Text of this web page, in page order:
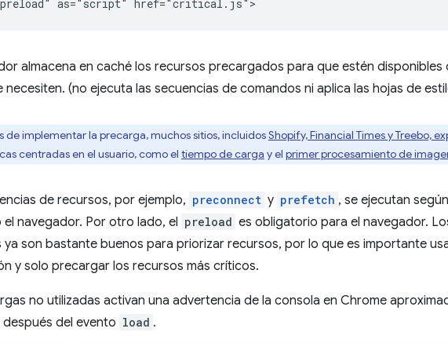
almacena en caché los recursos precargados para que estén disponibles
necesiten. (no ejecuta las secuencias de comandos ni aplica las hojas de
de implementar la precarga, muchos sitios, incluidosShopify, Financial Times y Treebo,
centradas en el usuario, como el tiempo de carga y el primer procesamiento de
de recursos, por ejemplo, preconnect y prefetch , se ejecutan
navegador. Por otro lado, el preload es obligatorio para el navegador.
ya son bastante buenos para priorizar recursos, por lo que es importante
y solo precargar los recursos más críticos.
no utilizadas activan una advertencia de la consola en Chrome
del evento load .